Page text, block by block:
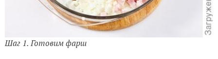
Шаг 1. Готовим фарш